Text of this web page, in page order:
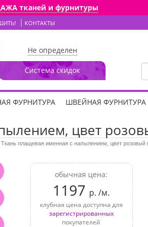
тканей и фурнитуры
КОНТАКТЫ
Не определен
Система скидок
ФУРНИТУРА ШВЕЙНАЯ ФУРНИТУРА
цвет
Ткань плащевая именная с напылением, цвет розовый
обычная цена:
1197 р. /м.
клубная цена доступна для
зарегистрированных
покупателей